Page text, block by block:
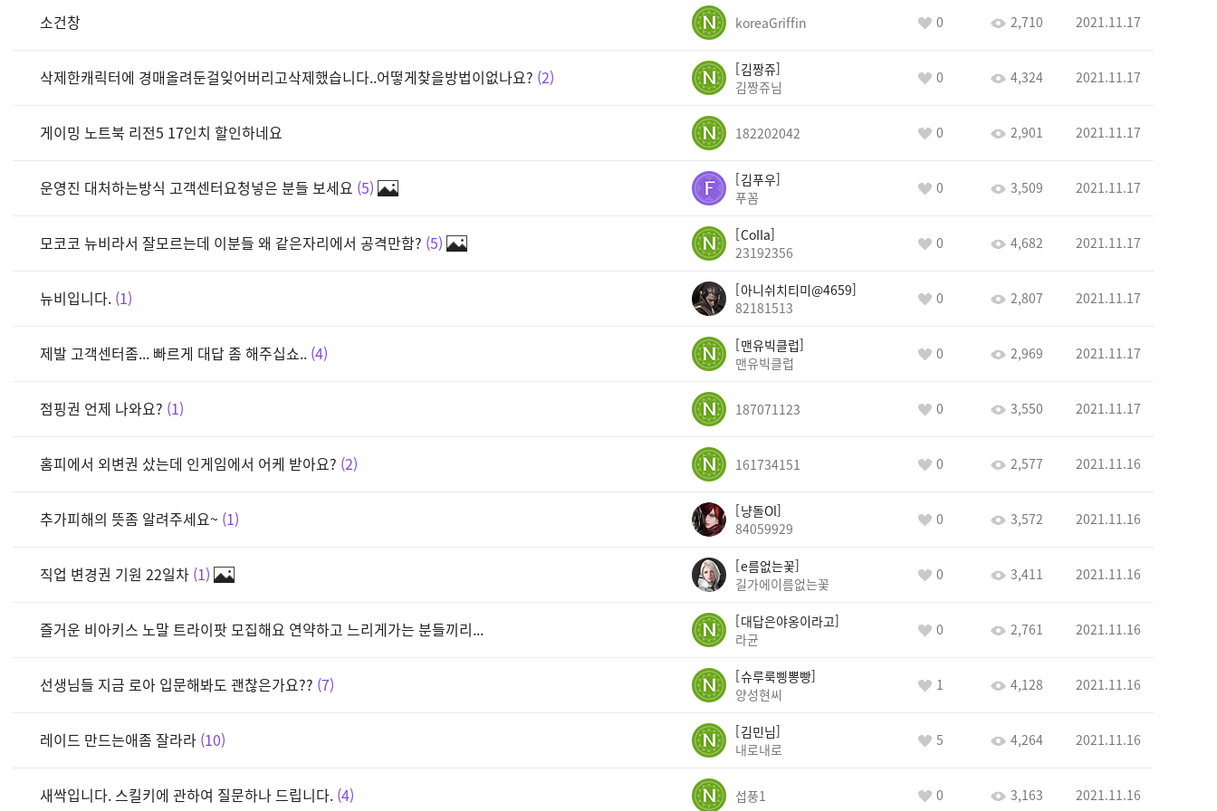
소건창 koreaGriffin 0 2,710 2021.11.17
삭제한캐릭터에 경매올려둔걸잊어버리고삭제했습니다..어떻게찾을방법이없나요? 2
김짱쥬
김짱쥬님
0 4,324 2021.11.17
게이밍 노트북 리전5 17인치 할인하네요 182202042 0 2,901 2021.11.17
운영진 대처하는방식 고객센터요청넣은 분들 보세요 5
김푸우
푸꼼
0 3,509 2021.11.17
모코코 뉴비라서 잘모르는데 이분들 왜 같은자리에서 공격만함? 5
CoIIa
23192356
0 4,682 2021.11.17
뉴비입니다. 1
아니쉬치티미@4659
82181513
0 2,807 2021.11.17
제발 고객센터좀... 빠르게 대답 좀 해주십쇼.. 4
맨유빅클럽
맨유빅클럽
0 2,969 2021.11.17
점핑권 언제 나와요? 1 187071123 0 3,550 2021.11.17
홈피에서 외변권 샀는데 인게임에서 어케 받아요? 2 161734151 0 2,577 2021.11.16
추가피해의 뜻좀 알려주세요~ 1
냥돌Ol
84059929
0 3,572 2021.11.16
직업 변경권 기원 22일차 1
e름없는꽃
길가에이름없는꽃
0 3,411 2021.11.16
즐거운 비아키스 노말 트라이팟 모집해요 연약하고 느리게가는 분들끼리...
대답은야옹이라고
라균
0 2,761 2021.11.16
선생님들 지금 로아 입문해봐도 괜찮은가요?? 7
슈루룩삥뽕빵
양성현씨
1 4,128 2021.11.16
레이드 만드는애좀 잘라라 10
김민님
내로내로
5 4,264 2021.11.16
새싹입니다. 스킬키에 관하여 질문하나 드립니다. 4 섭풍1 0 3,163 2021.11.16